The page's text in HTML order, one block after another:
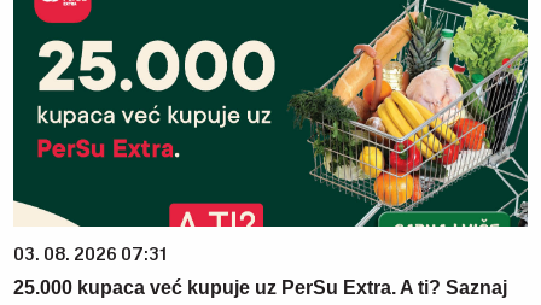
03. 08. 2026 07:31
25.000 kupaca već kupuje uz PerSu Extra. A ti? Saznaj